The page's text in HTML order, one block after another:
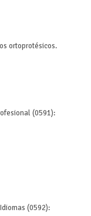
ortoprotésicos.
(0591):
(0592):